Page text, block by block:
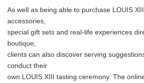
As well as being able to purchase LOUIS
accessories,
special gift sets and real-life experiences
boutique,
clients can also discover serving
conduct their
own LOUIS XIII tasting ceremony. The